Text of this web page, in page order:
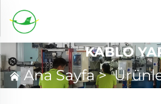
KABLO
Ana Sayfa>